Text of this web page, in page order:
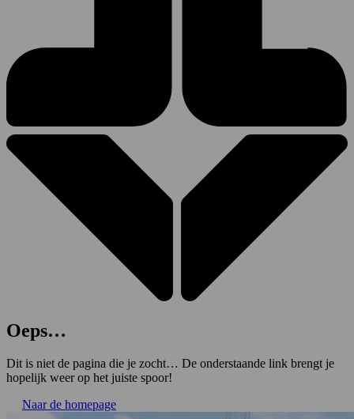
Oeps…
Dit is niet de pagina die je zocht… De onderstaande link brengt je
hopelijk weer op het juiste spoor!
Naar de homepage